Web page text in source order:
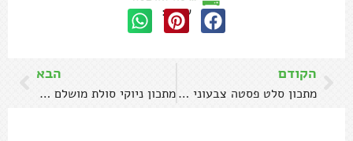
שתפו:
הקודם
מתכון סלט פסטה צבעוני עם המון ירקות
הבא
מתכון ניוקי סולת מושלם (אלה רומאנה)